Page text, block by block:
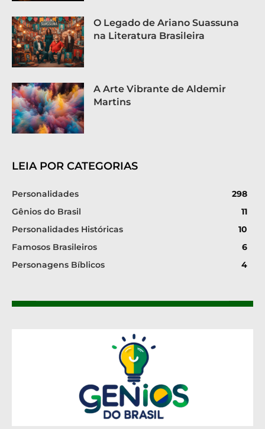
O Legado de Ariano Suassuna
na Literatura Brasileira
A Arte Vibrante de Aldemir
Martins
LEIA POR CATEGORIAS
Personalidades
298
Gênios do Brasil
11
Personalidades Históricas
10
Famosos Brasileiros
6
Personagens Bíblicos
4